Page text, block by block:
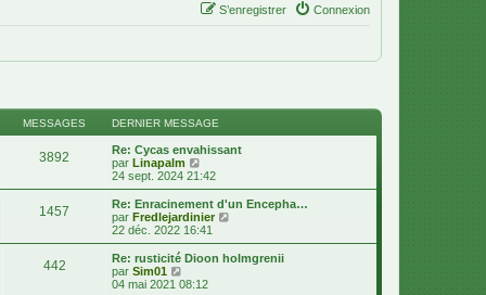
Connexion
S’enregistrer
MESSAGES DERNIER MESSAGE
3892
Re: Cycas envahissant
par Linapalm
o
i
r
l
e
r
n
i
24 sept. 2024 21:42
1457
Re: Enracinement d'un Encepha…
par Fredlejardinier
i
r
22 déc. 2022 16:41
442
Re: rusticité Dioon holmgrenii
par Sim01
o
04 mai 2021 08:12